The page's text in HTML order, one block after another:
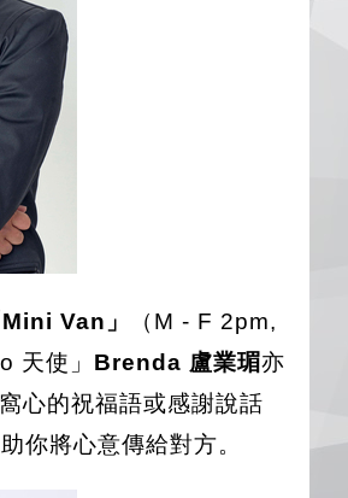
Mini Van」
（M - F 2pm,
天使」 Brenda 盧業瑂亦
心的祝福語或感謝說話
你將心意傳給對方。